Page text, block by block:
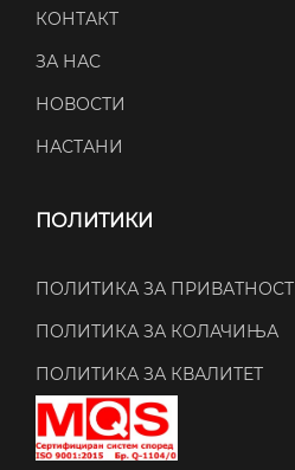
КОНТАКТ
ЗА НАС
НОВОСТИ
НАСТАНИ
ПОЛИТИКИ
ПОЛИТИКА ЗА ПРИВАТНОСТ
ПОЛИТИКА ЗА КОЛАЧИЊА
ПОЛИТИКА ЗА КВАЛИТЕТ